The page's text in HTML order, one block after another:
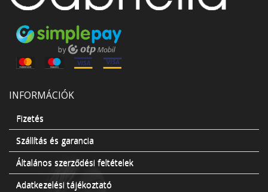
INFORMÁCIÓK
Fizetés
Szállítás és garancia
Általános szerződési feltételek
Adatkezelési tájékoztató